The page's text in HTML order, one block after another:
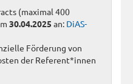
(maximal 400
30.04.2025 an: DiAS-
Förderung von
der Referent*innen